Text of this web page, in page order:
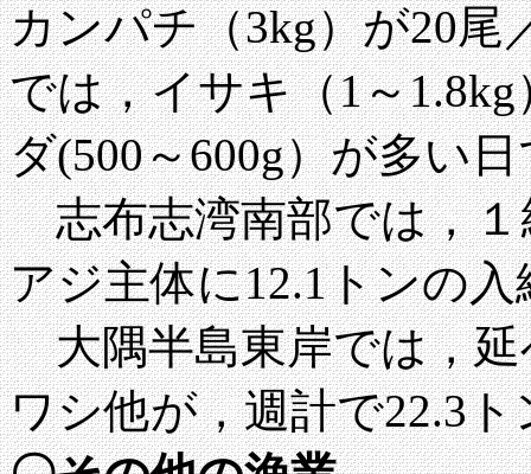
カンパチ（3kg）が20尾
では，イサキ（1～
ダ(500～600g）が多い
志布志湾南部では，１
アジ主体に12.1トンの入
大隅半島東岸では，延
ワシ他が，週計で22.3